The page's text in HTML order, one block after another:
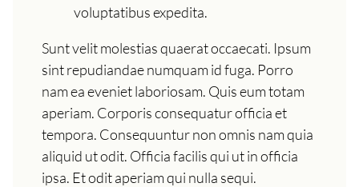
voluptatibus expedita.
Sunt velit molestias quaerat occaecati. Ipsum
sint repudiandae numquam id fuga. Porro
nam ea eveniet laboriosam. Quis eum totam
aperiam. Corporis consequatur officia et
tempora. Consequuntur non omnis nam quia
aliquid ut odit. Officia facilis qui ut in officia
ipsa. Et odit aperiam qui nulla sequi.